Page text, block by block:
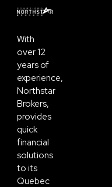
With
over 12
years of
experience,
Northstar
Brokers,
provides
quick
financial
solutions
to its
Quebec